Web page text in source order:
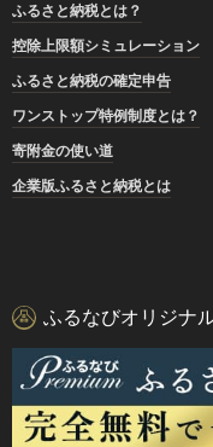
ふるさと納税とは？
控除上限額シミュレーション
ふるさと納税の確定申告
ワンストップ特例制度とは？
寄附金の使い道
企業版ふるさと納税とは
ふるなびオリジナ